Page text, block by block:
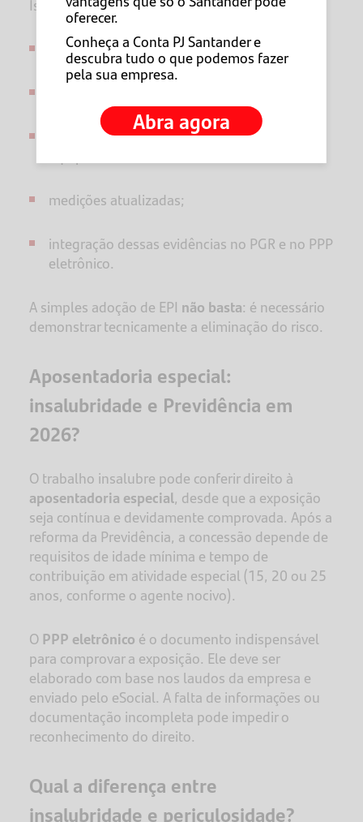
Isso significa que a empresa precisa comprovar:
entrega regular de EPIs adequados;
registros de uso e substituição de
medições atualizadas;
integração dessas evidências no PGR e no PPP
eletrônico.
A simples adoção de EPI não basta: é necessário
demonstrar tecnicamente a eliminação do risco.
Aposentadoria especial:
insalubridade e Previdência em
2026?
O trabalho insalubre pode conferir direito à
aposentadoria especial, desde que a exposição
seja contínua e devidamente comprovada. Após a
reforma da Previdência, a concessão depende de
requisitos de idade mínima e tempo de
contribuição em atividade especial (15, 20 ou 25
anos, conforme o agente nocivo).
OPPP eletrônico é o documento indispensável
para comprovar a exposição. Ele deve ser
elaborado com base nos laudos da empresa e
enviado pelo eSocial. A falta de informações ou
documentação incompleta pode impedir o
reconhecimento do direito.
Qual a diferença entre
insalubridade e periculosidade?
oferecer.
Conheça a Conta PJ Santander e
descubra tudo o que podemos fazer
pela sua empresa.
Abra agora